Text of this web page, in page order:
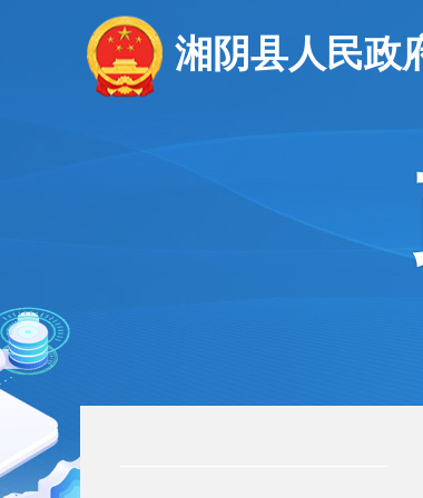
湘阴县人民政